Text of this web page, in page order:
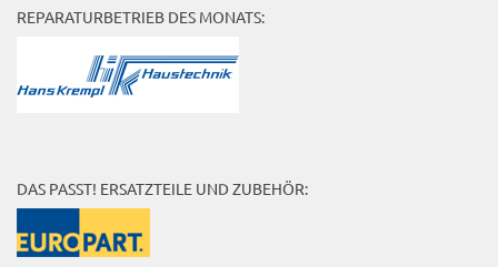
REPARATURBETRIEB DES MONATS:
DAS PASST! ERSATZTEILE UND ZUBEHÖR: